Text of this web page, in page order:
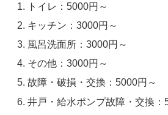
トイレ：5000円～
キッチン：3000円～
風呂洗面所：3000円～
その他：3000円～
故障・破損・交換：5000円～
井戸・給水ポンプ故障・交換：